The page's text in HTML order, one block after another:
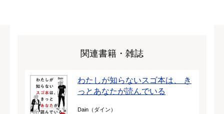
関連書籍・雑誌
わたしが知らないスゴ本は、 き
っとあなたが読んでいる
Dain（ダイン）